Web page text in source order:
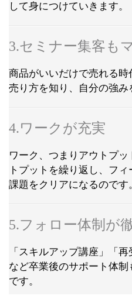
して身につけていきます。
3.セミナー集客も
商品がいいだけで売れる時
売り方を知り、自分の強み
4.ワークが充実
ワーク、つまりアウトプ
トプットを繰り返し、フ
課題をクリアになるのです
5.フォロー体制が
「スキルアップ講座」「
など卒業後のサポート体
です。